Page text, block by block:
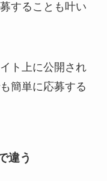
することも叶い
ト上に公開され
簡単に応募する
違う